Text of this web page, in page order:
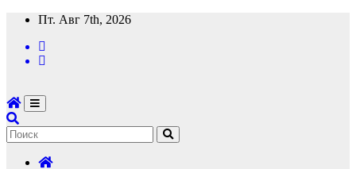
Перейти
содержимому
Пт. Авг 7th, 2026